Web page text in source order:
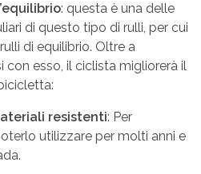
: questa è una delle
di questo tipo di rulli, per cui
di equilibrio. Oltre a
con esso, il ciclista migliorerà il
resistenti: Per
utilizzare per molti anni e